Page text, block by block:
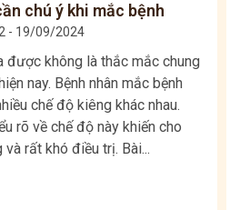
chú ý khi mắc bệnh
- 19/09/2024
được không là thắc mắc chung
nay. Bệnh nhân mắc bệnh
chế độ kiêng khác nhau.
rõ về chế độ này khiến cho
rất khó điều trị. Bài...